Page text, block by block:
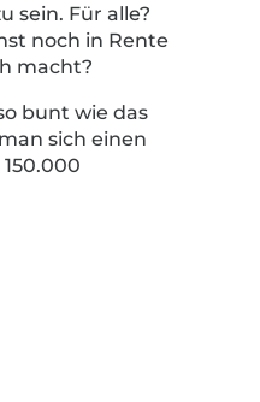
sein. Für alle?
noch in Rente
macht?
bunt wie das
sich einen